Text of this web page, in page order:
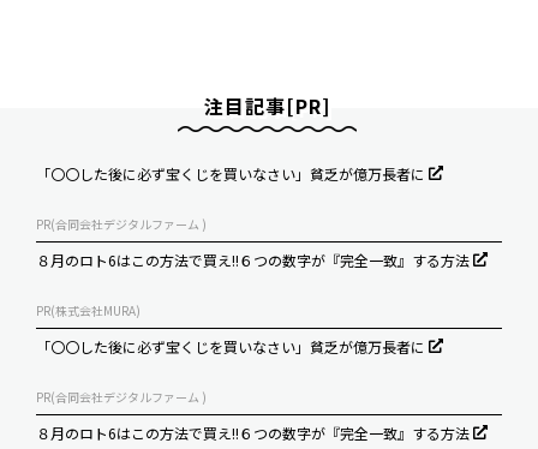
注目記事[PR]
「〇〇した後に必ず宝くじを買いなさい」貧乏が億万長者に
PR(合同会社デジタルファーム )
８月のロト6はこの方法で買え!!６つの数字が『完全一致』する方法
PR(株式会社MURA)
「〇〇した後に必ず宝くじを買いなさい」貧乏が億万長者に
PR(合同会社デジタルファーム )
８月のロト6はこの方法で買え!!６つの数字が『完全一致』する方法